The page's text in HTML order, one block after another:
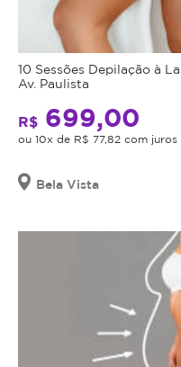
10 Sessões Depilação à
Av. Paulista
R$ 699,00
ou 10x de R$ 77,82 com juros
Bela Vista